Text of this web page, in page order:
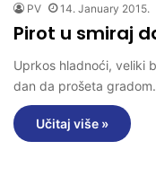
PV 14. January 2015.
Pirot u smiraj
Uprkos hladnoći, veliki
dan da prošeta
Učitaj više »